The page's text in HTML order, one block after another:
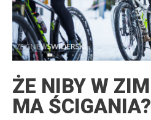
ŻE NIBY W
MA ŚCIGANIA?